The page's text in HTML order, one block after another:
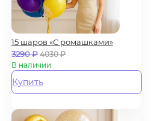
15 шаров «С ромашками»
3290₽ 4030₽
В наличии
Купить